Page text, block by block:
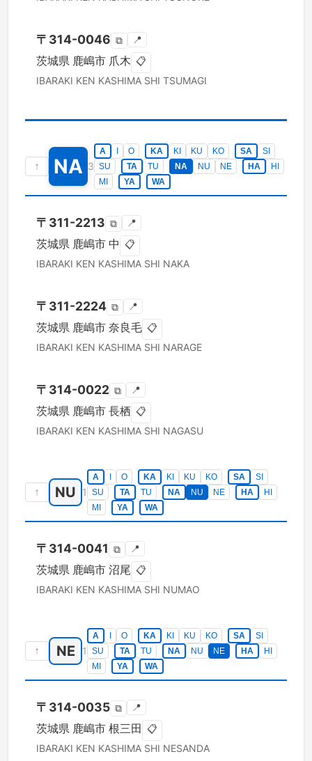
〒 314-0046 ⧉ 📍
茨城県 鹿嶋市 爪木 📋
IBARAKI KEN KASHIMA SHI TSUMAGI
↑ NA 3
A O KA KI KU KO SA
SI
SU
TA TU NA NU NE HA
HI
MI
YA WA
〒 311-2213 ⧉ 📍
茨城県 鹿嶋市 中 📋
IBARAKI KEN KASHIMA SHI NAKA
〒 311-2224 ⧉ 📍
茨城県 鹿嶋市 奈良毛 📋
IBARAKI KEN KASHIMA SHI NARAGE
〒 314-0022 ⧉ 📍
茨城県 鹿嶋市 長栖 📋
IBARAKI KEN KASHIMA SHI NAGASU
↑ NU 1
A O KA KI KU KO SA
SI
SU
TA TU NA NU NE HA
HI
MI
YA WA
〒 314-0041 ⧉ 📍
茨城県 鹿嶋市 沼尾 📋
IBARAKI KEN KASHIMA SHI NUMAO
↑ NE 1
A O KA KI KU KO SA
SI
SU
TA TU NA NU NE HA
HI
MI
YA WA
〒 314-0035 ⧉ 📍
茨城県 鹿嶋市 根三田 📋
IBARAKI KEN KASHIMA SHI NESANDA